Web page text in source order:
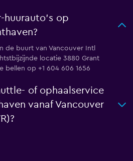
huurauto's op
de buurt van Vancouver Intl
locatie 3880 Grant
bellen op +1 604 606 1656
of ophaalservice
vanaf Vancouver